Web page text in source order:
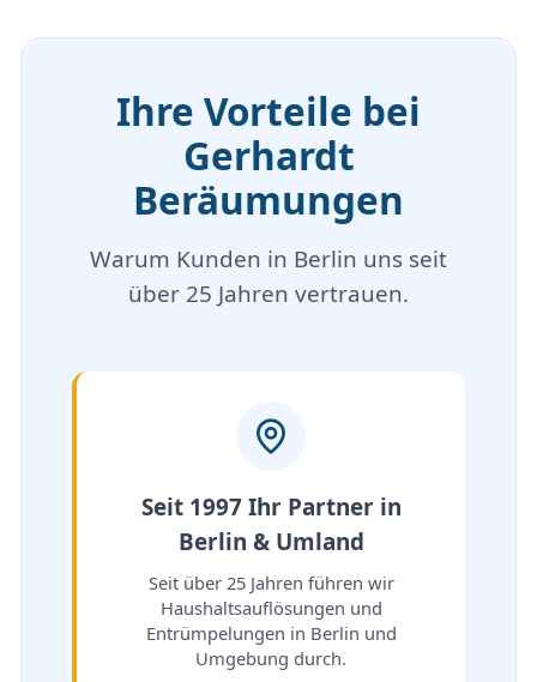
Ihre Vorteile bei
Gerhardt
Beräumungen
Warum Kunden in Berlin uns seit
über 25 Jahren vertrauen.
Seit 1997 Ihr Partner in
Berlin & Umland
Seit über 25 Jahren führen wir
Haushaltsauflösungen und
Entrümpelungen in Berlin und
Umgebung durch.